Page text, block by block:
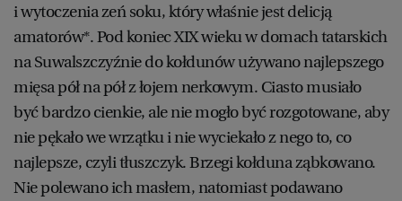
i wytoczenia zeń soku, który właśnie jest delicją
amatorów*. Pod koniec XIX wieku w domach tatarskich
na Suwalszczyźnie do kołdunów używano najlepszego
mięsa pół na pół z łojem nerkowym. Ciasto musiało
być bardzo cienkie, ale nie mogło być rozgotowane, aby
nie pękało we wrzątku i nie wyciekało z nego to, co
najlepsze, czyli tłuszczyk. Brzegi kołduna ząbkowano.
Nie polewano ich masłem, natomiast podawano